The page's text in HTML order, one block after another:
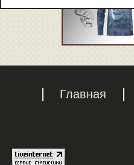
Главная